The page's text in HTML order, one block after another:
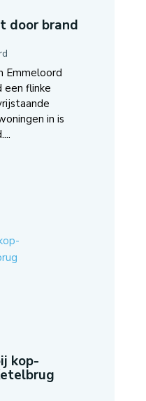
door brand
Emmeloord
een flinke
in is
kop-